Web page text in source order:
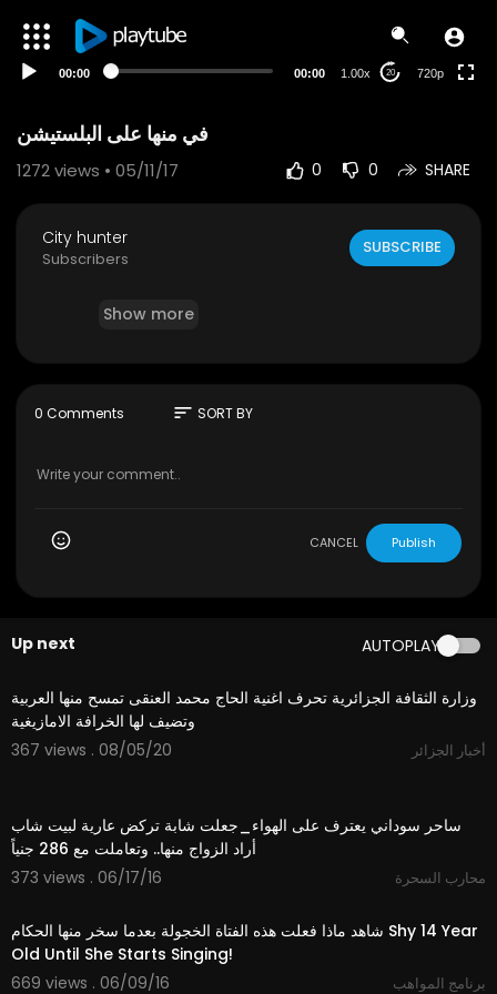
00:00 00:00 1.00x 20 720p
في منها على البلستيشن
1272views • 05/11/17 0 0 SHARE
City hunter
Subscribers
SUBSCRIBE
Show more
0 Comments sort SORT BY
CANCEL Publish
Up next AUTOPLAY
2:47
وزارة الثقافة الجزائرية تحرف اغنية الحاج محمد العنقى تمسح منها العربية
وتضيف لها الخرافة الامازيغية
367 views . 08/05/20
أخبار الجزائر
ساحر سوداني يعترف على الهواء_جعلت شابة تركض عارية لبيت شاب
أراد الزواج منها.. وتعاملت مع 286 جنياً
373 views . 06/17/16
محارب السحرة
شاهد ماذا فعلت هذه الفتاة الخجولة بعدما سخر منها الحكام Shy 14 Year
Old Until She Starts Singing!
669 views . 06/09/16
برنامج المواهب